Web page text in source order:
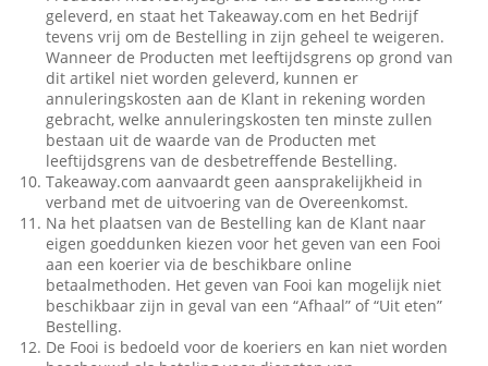
geleverd, en staat het Takeaway.com en het Bedrijf
tevens vrij om de Bestelling in zijn geheel te weigeren.
Wanneer de Producten met leeftijdsgrens op grond van
dit artikel niet worden geleverd, kunnen er
annuleringskosten aan de Klant in rekening worden
gebracht, welke annuleringskosten ten minste zullen
bestaan uit de waarde van de Producten met
leeftijdsgrens van de desbetreffende Bestelling.
Takeaway.com aanvaardt geen aansprakelijkheid in
verband met de uitvoering van de Overeenkomst.
Na het plaatsen van de Bestelling kan de Klant naar
eigen goeddunken kiezen voor het geven van een Fooi
aan een koerier via de beschikbare online
betaalmethoden. Het geven van Fooi kan mogelijk niet
beschikbaar zijn in geval van een “Afhaal” of “Uit eten”
Bestelling.
De Fooi is bedoeld voor de koeriers en kan niet worden